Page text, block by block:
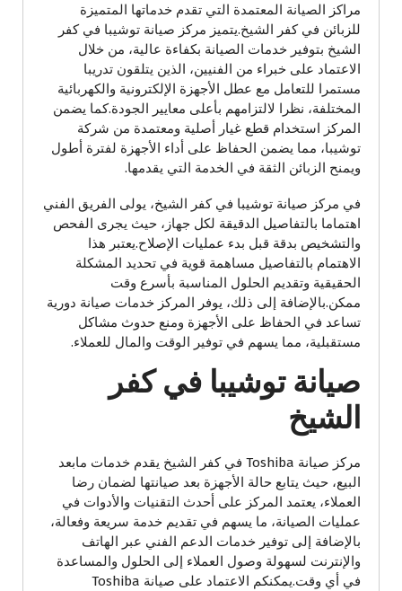
مراكز الصيانة المعتمدة التي تقدم خدماتها المتميزة
للزبائن في كفر الشيخ.يتميز مركز صيانة توشيبا في كفر
الشيخ بتوفير خدمات الصيانة بكفاءة عالية، من خلال
الاعتماد على خبراء من الفنيين، الذين يتلقون تدريبا
مستمرا للتعامل مع عطل الأجهزة الإلكترونية والكهربائية
المختلفة، نظرا لالتزامهم بأعلى معايير الجودة.كما يضمن
المركز استخدام قطع غيار أصلية ومعتمدة من شركة
توشيبا، مما يضمن الحفاظ على أداء الأجهزة لفترة أطول
ويمنح الزبائن الثقة في الخدمة التي يقدمها.
في مركز صيانة توشيبا في كفر الشيخ، يولى الفريق الفني
اهتماما بالتفاصيل الدقيقة لكل جهاز، حيث يجرى الفحص
والتشخيص بدقة قبل بدء عمليات الإصلاح.يعتبر هذا
الاهتمام بالتفاصيل مساهمة قوية في تحديد المشكلة
الحقيقية وتقديم الحلول المناسبة بأسرع وقت
ممكن.بالإضافة إلى ذلك، يوفر المركز خدمات صيانة دورية
تساعد في الحفاظ على الأجهزة ومنع حدوث مشاكل
مستقبلية، مما يسهم في توفير الوقت والمال للعملاء.
صيانة توشيبا في كفر
الشيخ
مركز صيانة Toshiba في كفر الشيخ يقدم خدمات مابعد
البيع، حيث يتابع حالة الأجهزة بعد صيانتها لضمان رضا
العملاء، يعتمد المركز على أحدث التقنيات والأدوات في
عمليات الصيانة، ما يسهم في تقديم خدمة سريعة وفعالة،
بالإضافة إلى توفير خدمات الدعم الفني عبر الهاتف
والإنترنت لسهولة وصول العملاء إلى الحلول والمساعدة
في أي وقت.يمكنكم الاعتماد على صيانة Toshiba